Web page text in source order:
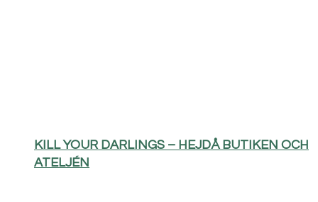
KILL YOUR DARLINGS – HEJDÅ BUTIKEN OCH
ATELJÉN